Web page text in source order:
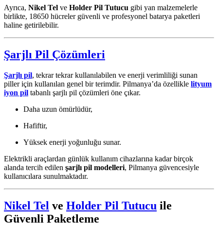
Ayrıca, Nikel Tel ve Holder Pil Tutucu gibi yan malzemelerle
birlikte, 18650 hücreler güvenli ve profesyonel batarya paketleri
haline getirilebilir.
Şarjlı Pil Çözümleri
Şarjlı pil, tekrar tekrar kullanılabilen ve enerji verimliliği sunan
piller için kullanılan genel bir terimdir. Pilmanya’da özellikle lityum
iyon pil tabanlı şarjlı pil çözümleri öne çıkar.
Daha uzun ömürlüdür,
Hafiftir,
Yüksek enerji yoğunluğu sunar.
Elektrikli araçlardan günlük kullanım cihazlarına kadar birçok
alanda tercih edilen şarjlı pil modelleri, Pilmanya güvencesiyle
kullanıcılara sunulmaktadır.
Nikel Tel ve Holder Pil Tutucu ile
Güvenli Paketleme